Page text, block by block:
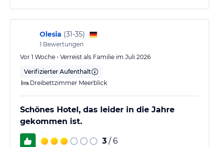
Olesia (31-35)
1 Bewertungen
Vor 1 Woche • Verreist als Familie im Juli 2026
Verifizierter Aufenthalt
Dreibettzimmer Meerblick
Schönes Hotel, das leider in die Jahre
gekommen ist.
3 / 6